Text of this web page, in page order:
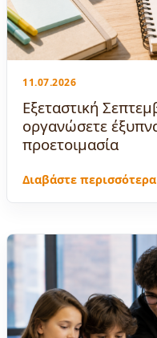
11.07.2026
Εξεταστική
οργανώσετε
προετοιμασία
Διαβάστε περισσότερα